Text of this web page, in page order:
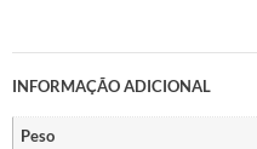
INFORMAÇÃO ADICIONAL
Peso